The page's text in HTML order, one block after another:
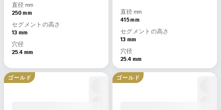
直径 mm
250 mm
セグメントの高さ
13 mm
穴径
25.4 mm
直径 mm
415 mm
セグメントの高さ
13 mm
穴径
25.4 mm
ゴールド ゴールド